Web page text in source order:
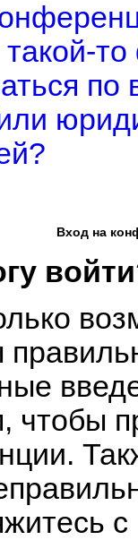
по
Вход на
чтобы